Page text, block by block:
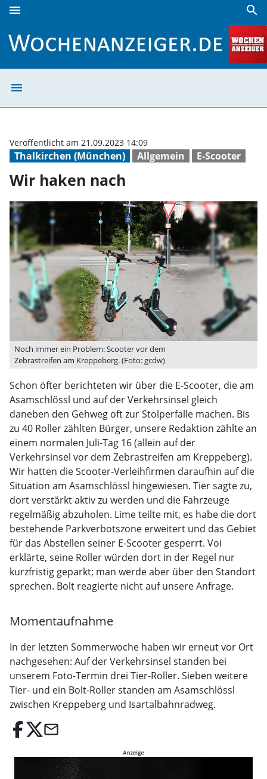
menu search
menu
Thalkirchen (München) Allgemein E-Scooter
Veröffentlicht am 21.09.2023 14:09
Wir haken nach
Noch immer ein Problem: Scooter vor dem
Zebrastreifen am Kreppeberg. (Foto: gcdw)
Schon öfter berichteten wir über die E-Scooter, die am
Asamschlössl und auf der Verkehrsinsel gleich
daneben den Gehweg oft zur Stolperfalle machen. Bis
zu 40 Roller zählten Bürger, unsere Redaktion zählte an
einem normalen Juli-Tag 16 (allein auf der
Verkehrsinsel vor dem Zebrastreifen am Kreppeberg).
Wir hatten die Scooter-Verleihfirmen daraufhin auf die
Situation am Asamschlössl hingewiesen. Tier sagte zu,
dort verstärkt aktiv zu werden und die Fahrzeuge
regelmäßig abzuholen. Lime teilte mit, es habe die dort
bestehende Parkverbotszone erweitert und das Gebiet
für das Abstellen seiner E-Scooter gesperrt. Voi
erklärte, seine Roller würden dort in der Regel nur
kurzfristig geparkt; man werde aber über den Standort
sprechen. Bolt reagierte nicht auf unsere Anfrage.
Momentaufnahme
In der letzten Sommerwoche haben wir erneut vor Ort
nachgesehen: Auf der Verkehrsinsel standen bei
unserem Foto-Termin drei Tier-Roller. Sieben weitere
Tier- und ein Bolt-Roller standen am Asamschlössl
zwischen Kreppeberg und Isartalbahnradweg.
email